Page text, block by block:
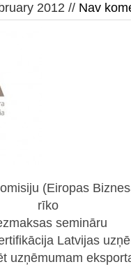
2012 // Nav
(Eiropas
rīko
semināru
Latvijas
uzņēmumam